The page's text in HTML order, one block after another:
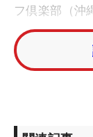
フ倶楽部（沖
◇
る。“にい”が